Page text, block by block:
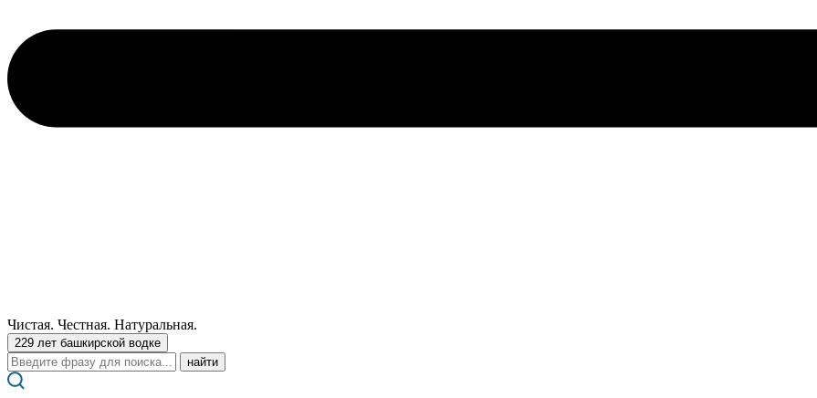
Чистая. Честная. Натуральная.
229 лет башкирской водке
Поиск: